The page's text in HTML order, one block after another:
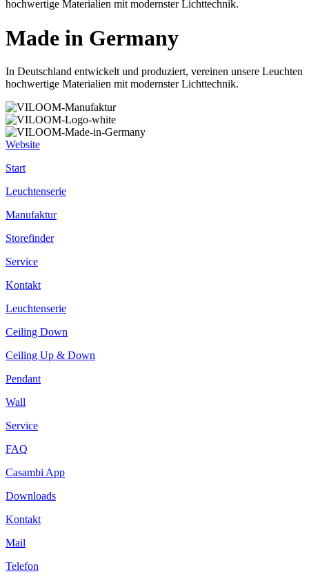
hochwertige Materialien mit modernster Lichttechnik.
Made in Germany
In Deutschland entwickelt und produziert, vereinen unsere Leuchten
hochwertige Materialien mit modernster Lichttechnik.
Website
Start
Leuchtenserie
Manufaktur
Storefinder
Service
Kontakt
Leuchtenserie
Ceiling Down
Ceiling Up & Down
Pendant
Wall
Service
FAQ
Casambi App
Downloads
Kontakt
Mail
Telefon